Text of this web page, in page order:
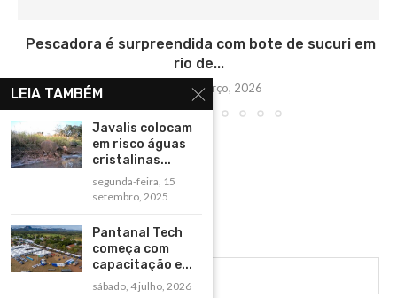
Pescadora é surpreendida com bote de sucuri em
rio de...
sábado, 14 março, 2026
LEIA TAMBÉM
Javalis colocam
em risco águas
cristalinas...
segunda-feira, 15
setembro, 2025
Pantanal Tech
começa com
capacitação e...
sábado, 4 julho, 2026